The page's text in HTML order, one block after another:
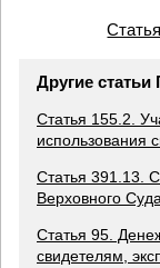
Другие
Статья 155.2.
использования
Статья 391.13.
Верховного
Статья 95.
свидетелям,